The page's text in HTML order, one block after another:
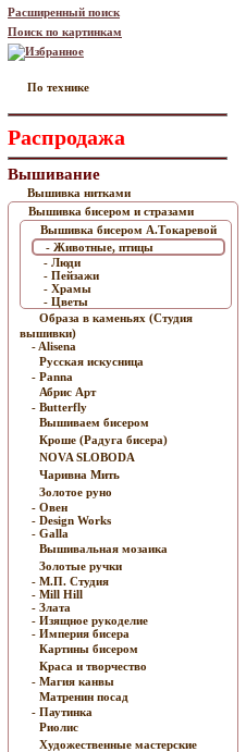
Расширенный поиск
Поиск по картинкам
Избранное
По технике
Распродажа
Вышивание
Вышивка нитками
Вышивка бисером и стразами
Вышивка бисером А.Токаревой
- Животные, птицы
- Люди
- Пейзажи
- Храмы
- Цветы
Образа в каменьях (Студия
вышивки)
- Alisena
Русская искусница
- Panna
Абрис Арт
- Butterfly
Вышиваем бисером
Кроше (Радуга бисера)
NOVA SLOBODA
Чаривна Мить
Золотое руно
- Овен
- Design Works
- Galla
Вышивальная мозаика
Золотые ручки
- М.П. Студия
- Mill Hill
- Злата
- Изящное рукоделие
- Империя бисера
Картины бисером
Краса и творчество
- Магия канвы
Матренин посад
- Паутинка
Риолис
Художественные мастерские